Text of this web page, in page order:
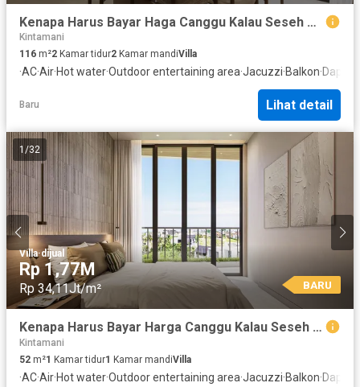
Kenapa Harus Bayar Haga Canggu Kalau Seseh Adalah Next Hotspot? - Two Bedroom Penthouse
Kintamani
116 m²2 Kamar tidur2 Kamar mandiVilla
·AC·Air·Hot water·Outdoor entertaining area·Jacuzzi·Balkon·Dapur
Baru Lihat detail
1 /32
Villa·dijual
Rp 1,77M
Rp 34,11Jt/m² BARU
Kenapa Harus Bayar Harga Canggu Kalau Seseh Adalah Next Hotspot? - One Bedroom Residence
Kintamani
52 m²1 Kamar tidur1 Kamar mandiVilla
·AC·Air·Hot water·Outdoor entertaining area·Jacuzzi·Balkon·Dapur